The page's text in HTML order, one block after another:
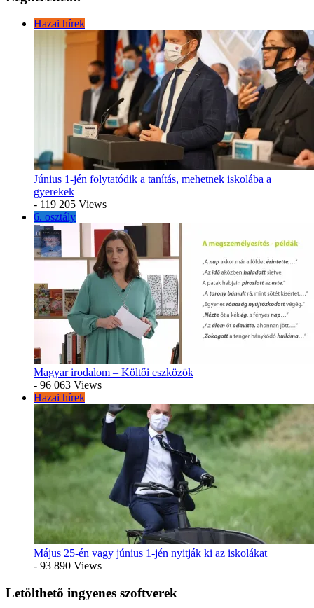
Hazai hírek
Június 1-jén folytatódik a tanítás, mehetnek iskolába a
gyerekek
- 119 205 Views
6. osztály
Magyar irodalom – Költői eszközök
- 96 063 Views
Hazai hírek
Május 25-én vagy június 1-jén nyitják ki az iskolákat
- 93 890 Views
Letölthető ingyenes szoftverek